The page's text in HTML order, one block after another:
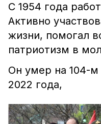
С 1954 года
Активно
жизни, помогал
патриотизм в
Он умер на 104-м
2022 года,